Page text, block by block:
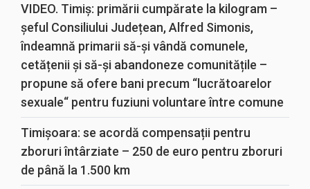
VIDEO. Timiș: primării cumpărate la kilogram –
șeful Consiliului Județean, Alfred Simonis,
îndeamnă primarii să-și vândă comunele,
cetățenii și să-și abandoneze comunitățile –
propune să ofere bani precum “lucrătoarelor
sexuale“ pentru fuziuni voluntare între comune
Timișoara: se acordă compensații pentru
zboruri întârziate – 250 de euro pentru zboruri
de până la 1.500 km